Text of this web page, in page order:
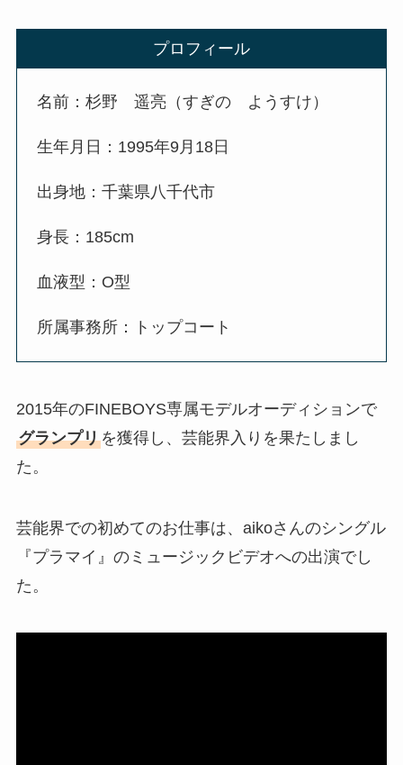
プロフィール
名前：杉野 遥亮（すぎの ようすけ）
生年月日：1995年9月18日
出身地：千葉県八千代市
身長：185cm
血液型：O型
所属事務所：トップコート
2015年のFINEBOYS専属モデルオーディションで
グランプリを獲得し、芸能界入りを果たしまし
た。
芸能界での初めてのお仕事は、aikoさんのシングル
『プラマイ』のミュージックビデオへの出演でし
た。